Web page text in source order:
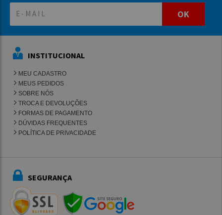
OK
INSTITUCIONAL
MEU CADASTRO
MEUS PEDIDOS
SOBRE NÓS
TROCA E DEVOLUÇÕES
FORMAS DE PAGAMENTO
DÚVIDAS FREQUENTES
POLÍTICA DE PRIVACIDADE
SEGURANÇA